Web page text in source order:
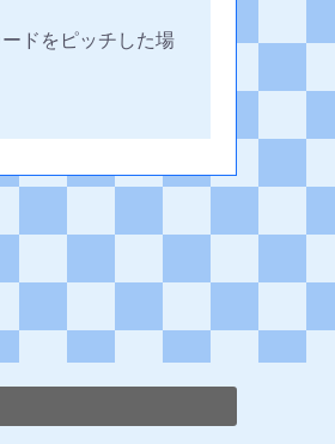
ドをピッチした場